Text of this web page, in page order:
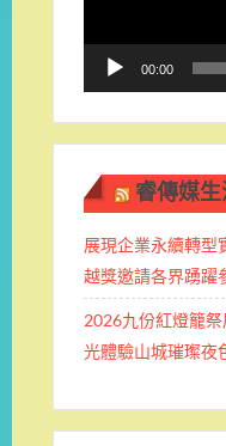
00:00
睿傳媒
展現企業永續轉型
越獎邀請各界踴躍
2026九份紅燈籠
光體驗山城璀璨夜